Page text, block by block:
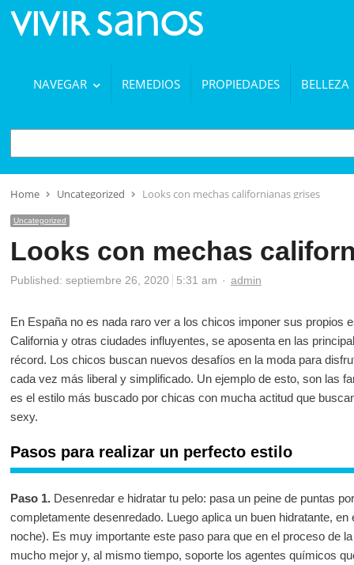
NAVEGAR REMEDIOS PROPIEDADES BELLEZA
BUSCAR
Home Uncategorized Looks con mechas californianas grises
Uncategorized
Looks con mechas
Published: septiembre 26, 2020 5:31 am Author
admin
En España no es nada raro ver a los chicos imponer sus propios
California y otras ciudades influyentes, se aposenta en las
récord. Los chicos buscan nuevos desafíos en la moda para
cada vez más liberal y simplificado. Un ejemplo de esto, son las
es el estilo más buscado por chicas con mucha actitud que
sexy.
Pasos para realizar un perfecto estilo
Paso 1.Desenredar e hidratar tu pelo: pasa un peine de puntas
completamente desenredado. Luego aplica un buen hidratante,
noche). Es muy importante este paso para que en el proceso de
mucho mejor y, al mismo tiempo, soporte los agentes químicos